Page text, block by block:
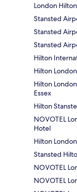
London
Stansted
Stansted
Stansted
Hilton
Hilton
Hilton
Essex
Hilton
NOVOTEL
Hotel
Hilton
Stansted
NOVOTEL
NOVOTEL